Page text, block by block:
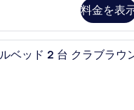
料金を表
ベッド 2 台 クラブラウ